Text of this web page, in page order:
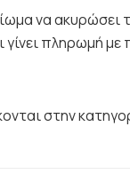
να
γίνει πληρωμή
στην